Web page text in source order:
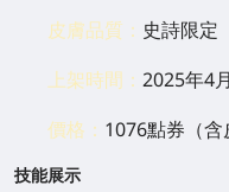
皮膚品質： 史詩限定
上架時間： 2025年4
價格： 1076點券（含
技能展示